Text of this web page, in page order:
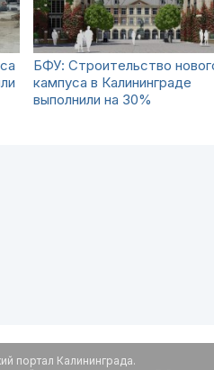
БФУ: Строительство
кампуса в Калининграде
выполнили на 30%
портал Калининграда.